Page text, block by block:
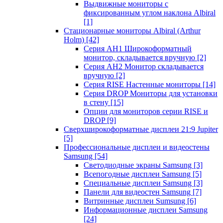
Выдвижные мониторы с
фиксированным углом наклона Albiral
[1]
Стационарные мониторы Albiral (Arthur
Holm) [42]
Серия AH1 Широкоформатный
монитор, складывается вручную [2]
Серия AH2 Монитор складывается
вручную [2]
Серия RISE Настенные мониторы [14]
Серия DROP Мониторы для установки
в стену [15]
Опции для мониторов серии RISE и
DROP [9]
Сверхширокоформатные дисплеи 21:9 Jupiter
[5]
Профессиональные дисплеи и видеостены
Samsung [54]
Светодиодные экраны Samsung [3]
Всепогодные дисплеи Samsung [5]
Специальные дисплеи Samsung [3]
Панели для видеостен Samsung [7]
Витринные дисплеи Sumsung [6]
Информационные дисплеи Samsung
[24]